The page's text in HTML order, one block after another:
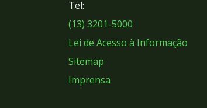
Sociais
Tel:
(13) 3201-5000
Lei de Acesso à Informação
Sitemap
Imprensa